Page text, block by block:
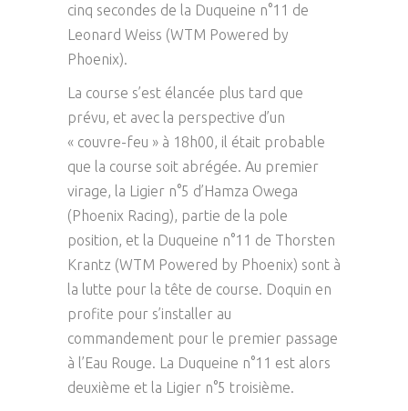
cinq secondes de la Duqueine n°11 de
Leonard Weiss (WTM Powered by
Phoenix).
La course s’est élancée plus tard que
prévu, et avec la perspective d’un
« couvre-feu » à 18h00, il était probable
que la course soit abrégée. Au premier
virage, la Ligier n°5 d’Hamza Owega
(Phoenix Racing), partie de la pole
position, et la Duqueine n°11 de Thorsten
Krantz (WTM Powered by Phoenix) sont à
la lutte pour la tête de course. Doquin en
profite pour s’installer au
commandement pour le premier passage
à l’Eau Rouge. La Duqueine n°11 est alors
deuxième et la Ligier n°5 troisième.